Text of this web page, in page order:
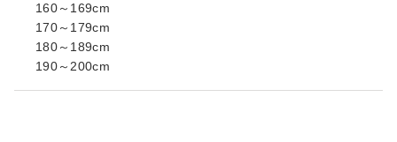
160～169cm
170～179cm
180～189cm
190～200cm